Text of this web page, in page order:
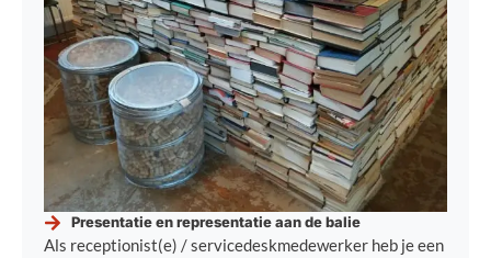
Presentatie en representatie aan de balie
Als receptionist(e) / servicedeskmedewerker heb je een